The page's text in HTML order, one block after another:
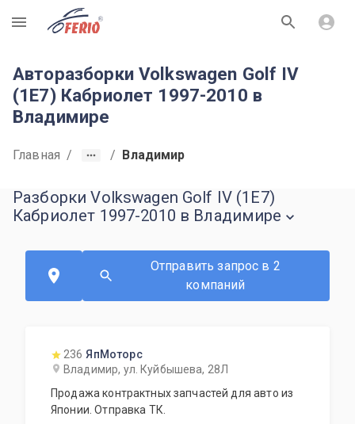
R
Авторазборки Volkswagen Golf IV
(1E7) Кабриолет 1997-2010 в
Владимире
Главная / / Владимир
Разборки Volkswagen Golf IV (1E7)
Кабриолет 1997-2010 в Владимире
Отправить запрос в 2
компаний
236 ЯпМоторс
Владимир, ул. Куйбышева, 28Л
Продажа контрактных запчастей для авто из
Японии. Отправка ТК.